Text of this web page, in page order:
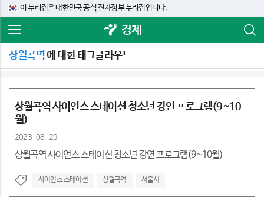
이 누리집은 대한민국 공식 전자정부 누리집입니다.
경제
상월곡역에 대한 태그클라우드
상월곡역 사이언스 스테이션 청소년 강연 프로그램(9~10
월)
2023-08-29
상월곡역 사이언스 스테이션 청소년 강연 프로그램(9~10월)
사이언스 스테이션 상월곡역 서울시